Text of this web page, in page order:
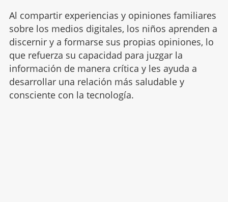
Al compartir experiencias y opiniones familiares
sobre los medios digitales, los niños aprenden a
discernir y a formarse sus propias opiniones, lo
que refuerza su capacidad para juzgar la
información de manera crítica y les ayuda a
desarrollar una relación más saludable y
consciente con la tecnología.